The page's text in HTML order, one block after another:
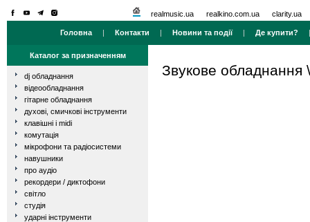
realmusic.ua realkino.com.ua clarity.ua
Головна | Контакти | Новини та події| Де купити?
Каталог за призначенням
dj обладнання
відеообладнання
гітарне обладнання
духові, смичкові інструменти
клавішні і midi
комутація
мікрофони та радіосистеми
навушники
про аудіо
рекордери / диктофони
світло
студія
ударні інструменти
Звукове обладнання